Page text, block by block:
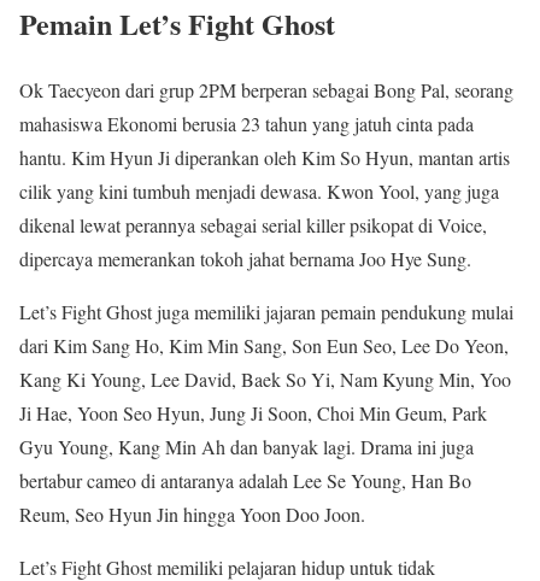
Pemain Let’s Fight Ghost
Ok Taecyeon dari grup 2PM berperan sebagai Bong Pal, seorang
mahasiswa Ekonomi berusia 23 tahun yang jatuh cinta pada
hantu. Kim Hyun Ji diperankan oleh Kim So Hyun, mantan artis
cilik yang kini tumbuh menjadi dewasa. Kwon Yool, yang juga
dikenal lewat perannya sebagai serial killer psikopat di Voice,
dipercaya memerankan tokoh jahat bernama Joo Hye Sung.
Let’s Fight Ghost juga memiliki jajaran pemain pendukung mulai
dari Kim Sang Ho, Kim Min Sang, Son Eun Seo, Lee Do Yeon,
Kang Ki Young, Lee David, Baek So Yi, Nam Kyung Min, Yoo
Ji Hae, Yoon Seo Hyun, Jung Ji Soon, Choi Min Geum, Park
Gyu Young, Kang Min Ah dan banyak lagi. Drama ini juga
bertabur cameo di antaranya adalah Lee Se Young, Han Bo
Reum, Seo Hyun Jin hingga Yoon Doo Joon.
Let’s Fight Ghost memiliki pelajaran hidup untuk tidak